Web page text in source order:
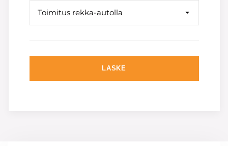
Toimitus rekka-autolla
LASKE